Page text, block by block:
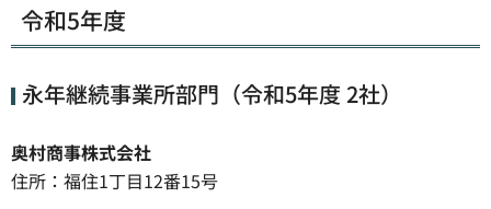
令和5年度
永年継続事業所部門（令和5年度 2社）
奥村商事株式会社
住所：福住1丁目12番15号